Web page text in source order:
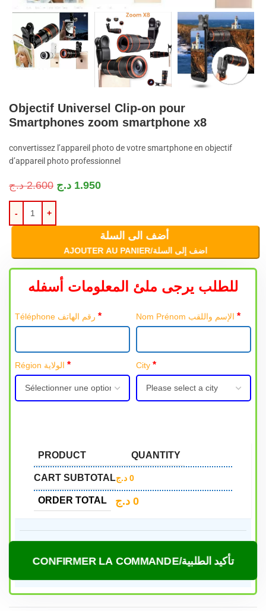
Objectif Universel Clip-on pour
Smartphones zoom smartphone x8
convertissez l’appareil photo de votre smartphone en objectif
d’appareil photo professionnel
2.600 د.ج 1.950 د.ج
أضف الى السلة
AJOUTER AU PANIER/اضف إلى السلة
للطلب يرجى ملئ المعلومات أسفله
Téléphone رقم الهاتف* *
Région الولاية* City *
PRODUCT QUANTITY
CART SUBTOTAL 0 د.ج
ORDER TOTAL 0 د.ج
CONFIRMER LA COMMANDE/تأكيد الطلبية